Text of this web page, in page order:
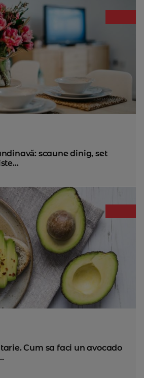
scaune dinig, set
Cum sa faci un avocado